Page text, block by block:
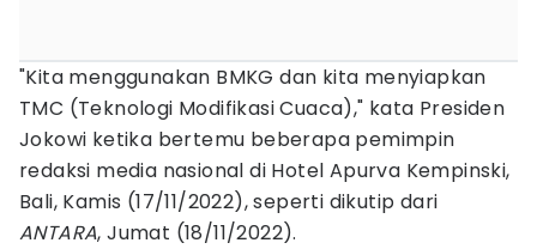
"Kita menggunakan BMKG dan kita menyiapkan
TMC (Teknologi Modifikasi Cuaca)," kata Presiden
Jokowi ketika bertemu beberapa pemimpin
redaksi media nasional di Hotel Apurva Kempinski,
Bali, Kamis (17/11/2022), seperti dikutip dari
ANTARA, Jumat (18/11/2022).